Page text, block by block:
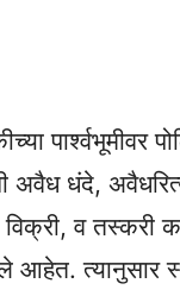
पार्श्वभूमीवर
अवैध धंदे,
व तस्करी
आहेत. त्यानुसार